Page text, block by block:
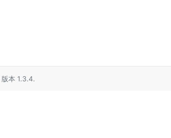
版本 1.3.4.